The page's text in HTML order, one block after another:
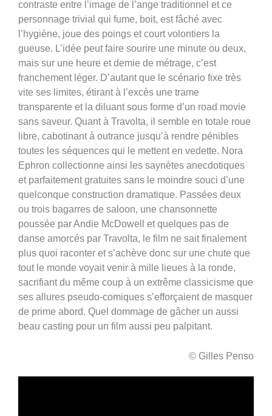
contraste entre l’image de l’ange traditionnel et ce
personnage trivial qui fume, boit, est fâché avec
l’hygiène, joue des poings et court volontiers la
gueuse. L’idée peut faire sourire une minute ou deux,
mais sur une heure et demie de métrage, c’est
franchement léger. D’autant que le scénario fixe très
vite ses limites, étirant à l’excès une trame
transparente et la diluant sous forme d’un road movie
sans saveur. Quant à Travolta, il semble en totale roue
libre, cabotinant à outrance jusqu’à rendre pénibles
toutes les séquences qui le mettent en vedette. Nora
Ephron collectionne ainsi les saynètes anecdotiques
et parfaitement gratuites sans le moindre souci d’une
quelconque construction dramatique. Passées deux
ou trois bagarres de saloon, une chansonnette
poussée par Andie McDowell et quelques pas de
danse amorcés par Travolta, le film ne sait finalement
plus quoi raconter et s’achève donc sur une chute que
tout le monde voyait venir à mille lieues à la ronde,
sacrifiant du même coup à un extrême classicisme que
ses allures pseudo-comiques s’efforçaient de masquer
de prime abord. Quel dommage de gâcher un aussi
beau casting pour un film aussi peu palpitant.
© Gilles Penso